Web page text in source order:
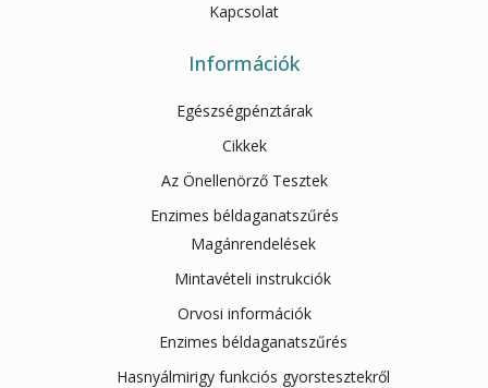
Kapcsolat
Információk
Egészségpénztárak
Cikkek
Az Önellenörző Tesztek
Enzimes béldaganatszűrés
Magánrendelések
Mintavételi instrukciók
Orvosi információk
Enzimes béldaganatszűrés
Hasnyálmirigy funkciós gyorstesztekről